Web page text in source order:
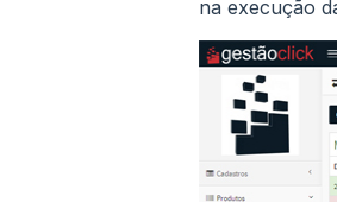
na execução